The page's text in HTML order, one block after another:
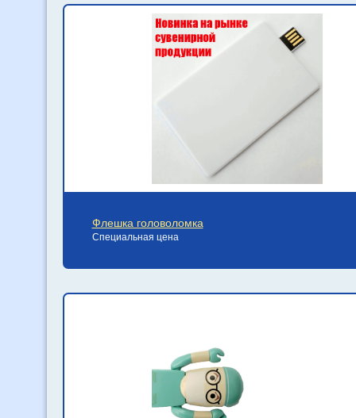
Флешка головоломка
Специальная цена